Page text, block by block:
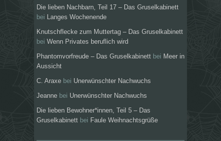
Die lieben Nachbarn, Teil 17 – Das Gruselkabinett
bei
Langes Wochenende
Knutschflecke zum Muttertag – Das Gruselkabinett
bei Wenn Privates beruflich wird
Phantomvorfreude – Das Gruselkabinett bei Meer in
Aussicht
C. Araxe bei Unerwünschter Nachwuchs
Jeanne bei Unerwünschter Nachwuchs
Die lieben Bewohner*innen, Teil 5 – Das
Gruselkabinett bei Faule Weihnachtsgrüße